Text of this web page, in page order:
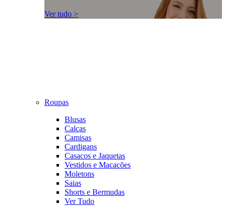
Ver tudo >
Roupas
Blusas
Calças
Camisas
Cardigans
Casacos e Jaquetas
Vestidos e Macacões
Moletons
Saias
Shorts e Bermudas
Ver Tudo